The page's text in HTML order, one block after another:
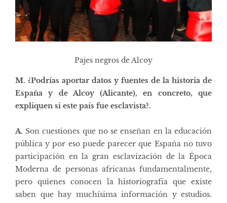
Pajes negros de Alcoy
M. ¿Podrías aportar datos y fuentes de la historia de
España y de Alcoy (Alicante), en concreto, que
expliquen si este país fue esclavista?.
A. Son cuestiones que no se enseñan en la educación
pública y por eso puede parecer que España no tuvo
participación en la gran esclavización de la Época
Moderna de personas africanas fundamentalmente,
pero quienes conocen la historiografía que existe
saben que hay muchísima información y estudios.